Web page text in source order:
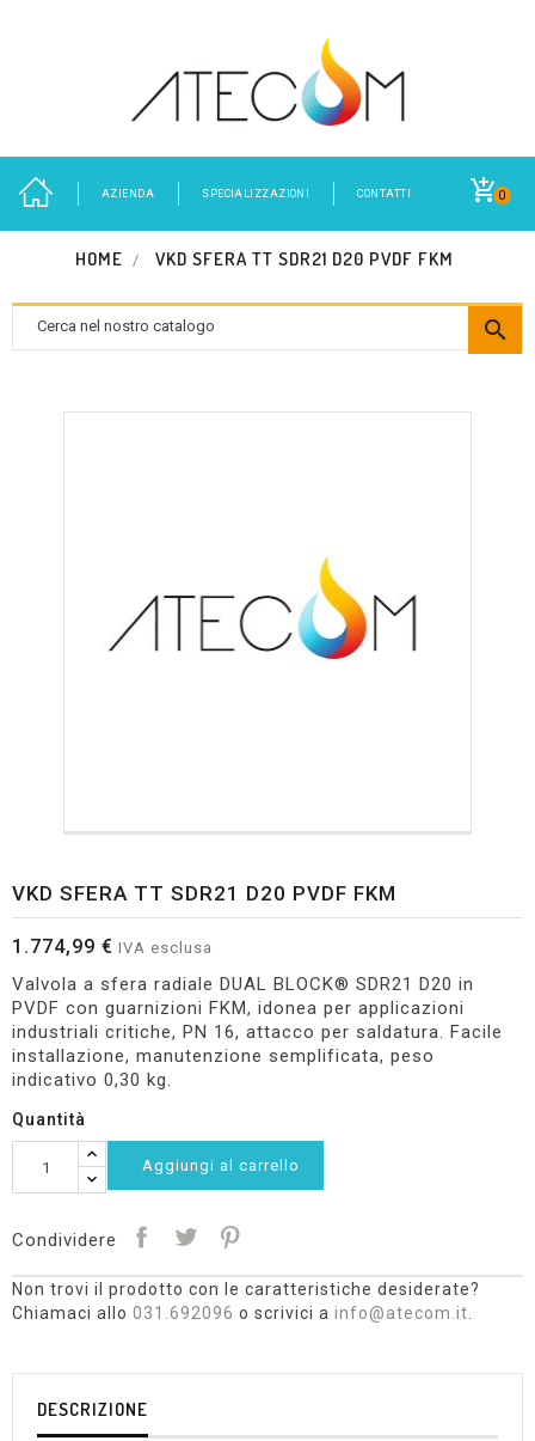
0
AZIENDA SPECIALIZZAZIONI CONTATTI
HOME VKD SFERA TT SDR21 D20 PVDF FKM

VKD SFERA TT SDR21 D20 PVDF FKM
1.774,99 € IVA esclusa
Valvola a sfera radiale DUAL BLOCK® SDR21 D20 in
PVDF con guarnizioni FKM, idonea per applicazioni
industriali critiche, PN 16, attacco per saldatura. Facile
installazione, manutenzione semplificata, peso
indicativo 0,30 kg.
Quantità
Aggiungi al carrello
Condividere
Non trovi il prodotto con le caratteristiche desiderate?
Chiamaci allo 031.692096 o scrivici a info@atecom.it
DESCRIZIONE